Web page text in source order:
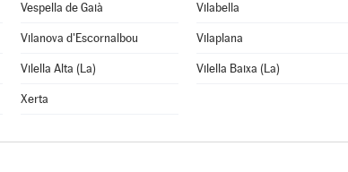
Vespella de Gaià Vilabella
Vilanova d'Escornalbou Vilaplana
Vilella Alta (La) Vilella Baixa (La)
Xerta